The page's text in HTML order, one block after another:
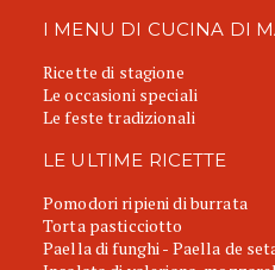
I MENU DI CUCINA DI
Ricette di stagione
Le occasioni speciali
Le feste tradizionali
LE ULTIME RICETTE
Pomodori ripieni di burrata
Torta pasticciotto
Paella di funghi - Paella de